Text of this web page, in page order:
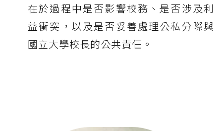
在於過程中是否影響校務、是否涉及利
益衝突，以及是否妥善處理公私分際與
國立大學校長的公共責任。